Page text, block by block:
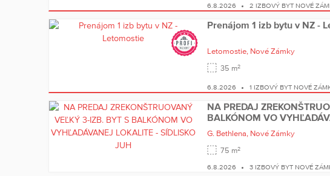
6.8.2026 2 IZBOVÝ BYT NOVÉ
Prenájom 1 izb bytu v NZ -
Letomostie, Nové Zámky
35 m2
6.8.2026 1 IZBOVÝ BYT NOVÉ
NA PREDAJ
BALKÓNOM VO
G. Bethlena, Nové Zámky
75 m2
6.8.2026 3 IZBOVÝ BYT NOVÉ